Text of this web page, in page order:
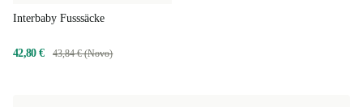
Interbaby Fusssäcke
42,80 € 43,84 € (Novo)